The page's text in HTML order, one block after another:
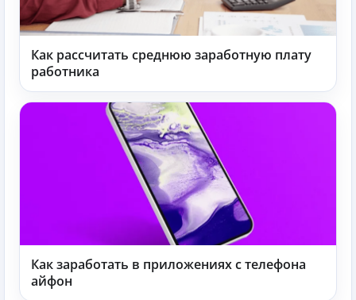
Как рассчитать среднюю заработную плату
работника
Как заработать в приложениях с телефона
айфон